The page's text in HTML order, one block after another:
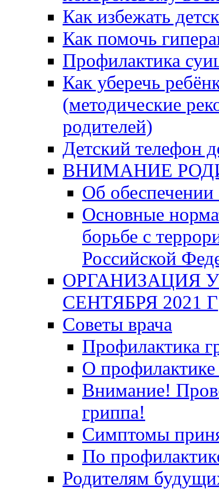
Как избежать
Как помочь
Профилактика
Как уберечь
(методические
родителей)
Детский телефон
ВНИМАНИЕ
Об обеспечении
Основные
борьбе с
Российской
ОРГАНИЗАЦИЯ
СЕНТЯБРЯ 2021 Г
Советы врача
Профилактика
О профилактике
Внимание!
гриппа!
Симптомы
По
Родителям